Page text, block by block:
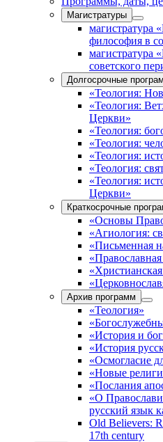
Магистратуры
магистратура
философия в
магистратура
советского
Долгосрочные
«Теология:
«Теология:
Церкви»
«Теология:
«Теология:
«Теология:
«Теология:
«Теология:
Церкви»
Краткосрочные
«Основы
«Агиология:
«Письменная
Архив программ
«Теология»
«История и
«История
«Осмогласие
«Новые
«Послания
«О
русский язык
Old Believers:
17th century